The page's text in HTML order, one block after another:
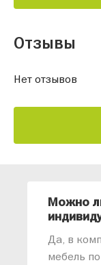
Отзывы
Нет отзывов
Можно
Да, в
мебель